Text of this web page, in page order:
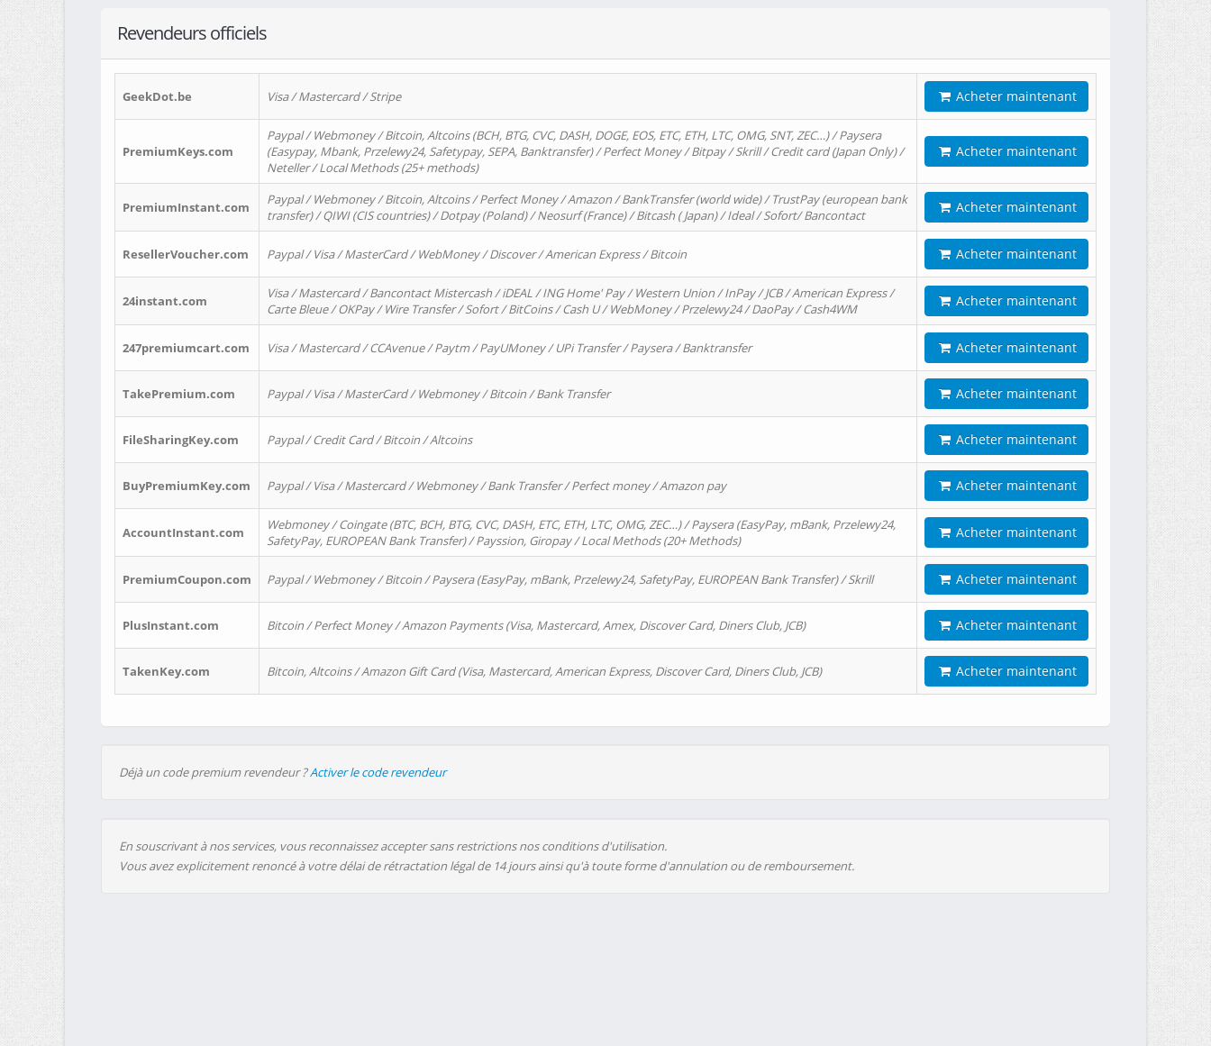
Revendeurs officiels
GeekDot.be Visa / Mastercard / Stripe Acheter maintenant
PremiumKeys.com
Paypal / Webmoney / Bitcoin, Altcoins (BCH, BTG, CVC, DASH, DOGE, EOS, ETC, ETH, LTC, OMG, SNT, ZEC…) / Paysera
(Easypay, Mbank, Przelewy24, Safetypay, SEPA, Banktransfer) / Perfect Money / Bitpay / Skrill / Credit card (Japan Only) /
Neteller / Local Methods (25+ methods)
Acheter maintenant
PremiumInstant.com
Paypal / Webmoney / Bitcoin, Altcoins / Perfect Money / Amazon / BankTransfer (world wide) / TrustPay (european bank
transfer) / QIWI (CIS countries) / Dotpay (Poland) / Neosurf (France) / Bitcash ( Japan) / Ideal / Sofort/ Bancontact
Acheter maintenant
ResellerVoucher.com Paypal / Visa / MasterCard / WebMoney / Discover / American Express / Bitcoin Acheter maintenant
24instant.com
Visa / Mastercard / Bancontact Mistercash / iDEAL / ING Home' Pay / Western Union / InPay / JCB / American Express /
Carte Bleue / OKPay / Wire Transfer / Sofort / BitCoins / Cash U / WebMoney / Przelewy24 / DaoPay / Cash4WM
Acheter maintenant
247premiumcart.com Visa / Mastercard / CCAvenue / Paytm / PayUMoney / UPi Transfer / Paysera / Banktransfer Acheter maintenant
TakePremium.com Paypal / Visa / MasterCard / Webmoney / Bitcoin / Bank Transfer Acheter maintenant
FileSharingKey.com Paypal / Credit Card / Bitcoin / Altcoins Acheter maintenant
BuyPremiumKey.com Paypal / Visa / Mastercard / Webmoney / Bank Transfer / Perfect money / Amazon pay Acheter maintenant
AccountInstant.com
Webmoney / Coingate (BTC, BCH, BTG, CVC, DASH, ETC, ETH, LTC, OMG, ZEC…) / Paysera (EasyPay, mBank, Przelewy24,
SafetyPay, EUROPEAN Bank Transfer) / Payssion, Giropay / Local Methods (20+ Methods)
Acheter maintenant
PremiumCoupon.com Paypal / Webmoney / Bitcoin / Paysera (EasyPay, mBank, Przelewy24, SafetyPay, EUROPEAN Bank Transfer) / Skrill Acheter maintenant
PlusInstant.com Bitcoin / Perfect Money / Amazon Payments (Visa, Mastercard, Amex, Discover Card, Diners Club, JCB) Acheter maintenant
TakenKey.com Bitcoin, Altcoins / Amazon Gift Card (Visa, Mastercard, American Express, Discover Card, Diners Club, JCB) Acheter maintenant
Déjà un code premium revendeur ?Activer le code revendeur
En souscrivant à nos services, vous reconnaissez accepter sans restrictions nos conditions d'utilisation.
Vous avez explicitement renoncé à votre délai de rétractation légal de 14 jours ainsi qu'à toute forme d'annulation ou de remboursement.